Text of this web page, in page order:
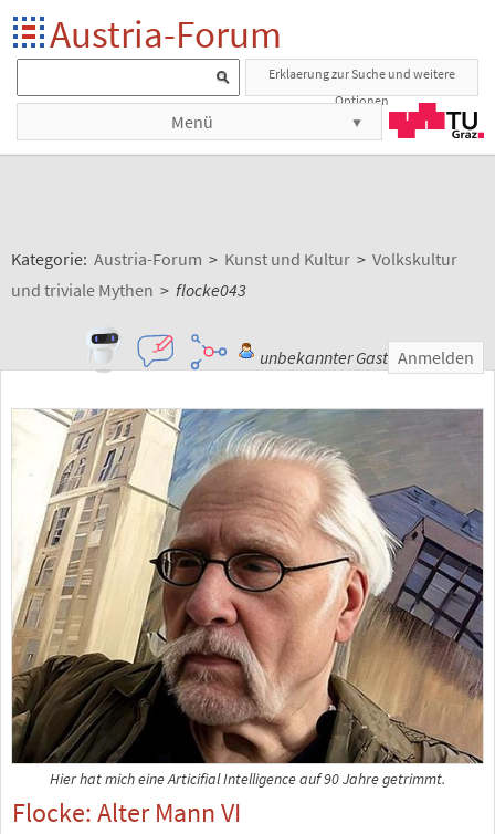
Austria-Forum
Erklaerung zur Suche und weitere
Optionen
Menü
Kategorie: Austria-Forum > Kunst und Kultur > Volkskultur
und triviale Mythen > flocke043
unbekannter Gast Anmelden
Hier hat mich eine Articifial Intelligence auf 90 Jahre getrimmt.
Flocke: Alter Mann VI